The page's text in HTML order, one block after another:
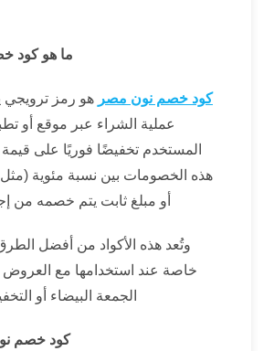
ما هو كود
كود خصم نون مصر هو رمز ترويجي
عملية الشراء عبر موقع أو
المستخدم تخفيضًا فوريًا على
أو مبلغ ثابت يتم خصمه من
وتُعد هذه الأكواد من أفضل
خاصة عند استخدامها مع العروض
الجمعة البيضاء أو
كود خصم